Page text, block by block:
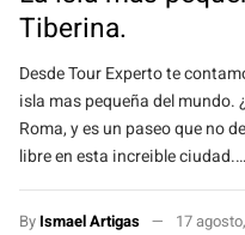
Tiberina.
Desde Tour Experto te
isla mas pequeña del mundo.
Roma, y es un paseo que no
libre en esta increible ciudad.…
By Ismael Artigas 17